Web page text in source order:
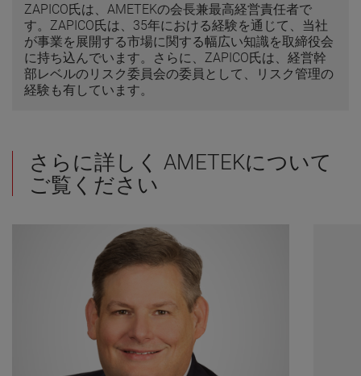
ZAPICO氏は、AMETEKの会長兼最高経営責任者で
す。ZAPICO氏は、35年における経験を通じて、当社
が事業を展開する市場に関する幅広い知識を取締役会
に持ち込んでいます。さらに、ZAPICO氏は、経営幹
部レベルのリスク委員会の委員として、リスク管理の
経験も有しています。
さらに詳しく AMETEKについて
ご覧ください